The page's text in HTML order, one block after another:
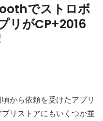
でストロボ
リがCP+2016
から依頼を受けたアプリ
リストアにもいくつか並